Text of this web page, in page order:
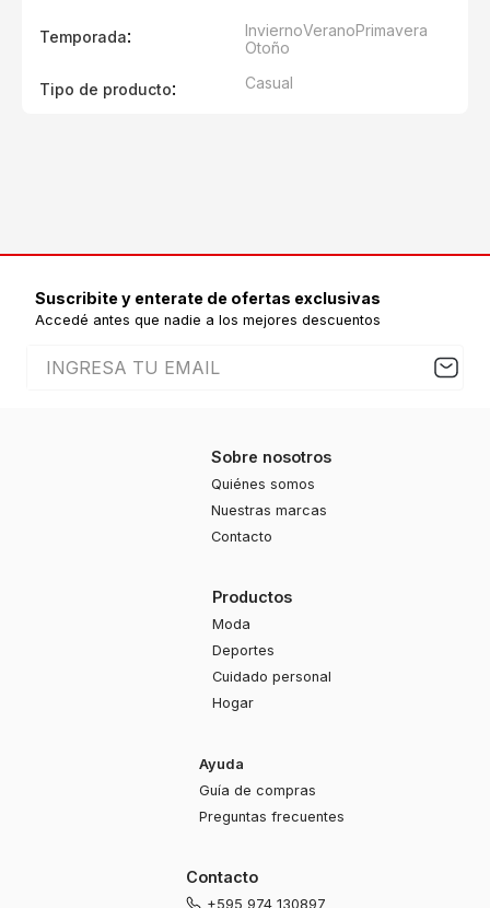
Temporada: InviernoVeranoPrimavera
Otoño
Tipo de producto: Casual
Suscribite y enterate de ofertas exclusivas
Accedé antes que nadie a los mejores descuentos
Sobre nosotros
Quiénes somos
Nuestras marcas
Contacto
Productos
Moda
Deportes
Cuidado personal
Hogar
Ayuda
Guía de compras
Preguntas frecuentes
Contacto
+595 974 130897